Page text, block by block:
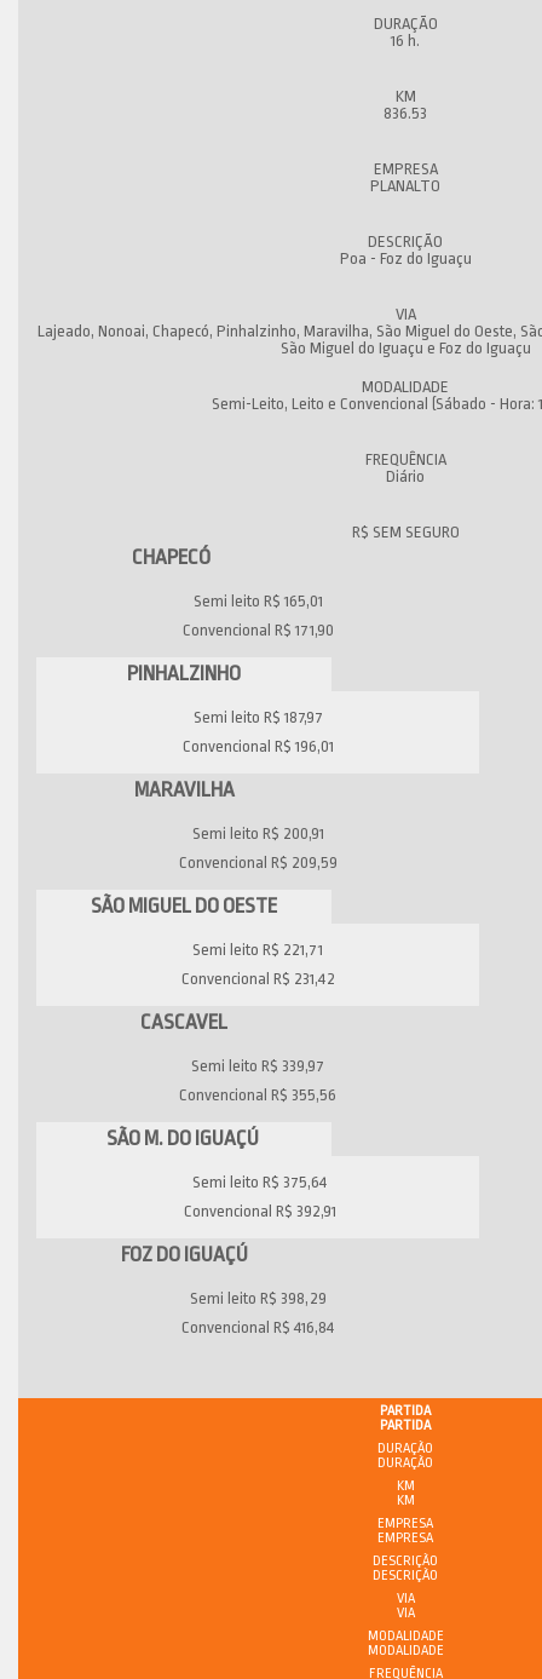
16 h.
836.53
PLANALTO
Poa - Foz do Iguaçu
Lajeado, Nonoai, Chapecó, Pinhalzinho, Maravilha, São Miguel do Oeste,
São Miguel do Iguaçu e Foz do Iguaçu
Semi-Leito, Leito e Convencional (Sábado - Hora:
Diário
CHAPECÓ
Semi leito R$ 165,01
Convencional R$ 171,90
PINHALZINHO
Semi leito R$ 187,97
Convencional R$ 196,01
MARAVILHA
Semi leito R$ 200,91
Convencional R$ 209,59
SÃO MIGUEL DO OESTE
Semi leito R$ 221,71
Convencional R$ 231,42
CASCAVEL
Semi leito R$ 339,97
Convencional R$ 355,56
SÃO M. DO IGUAÇÚ
Semi leito R$ 375,64
Convencional R$ 392,91
FOZ DO IGUAÇÚ
Semi leito R$ 398,29
Convencional R$ 416,84
PARTIDA
DURAÇÃO
KM
EMPRESA
DESCRIÇÃO
VIA
MODALIDADE